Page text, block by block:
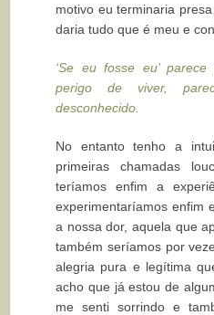
motivo eu terminaria
daria tudo que é meu e
‘Se eu fosse eu’
perigo de viver,
desconhecido.
No entanto tenho a
primeiras chamadas
teríamos enfim a
experimentaríamos enfim
a nossa dor, aquela que
também seríamos por
alegria pura e legítima
acho que já estou de
me senti sorrindo e